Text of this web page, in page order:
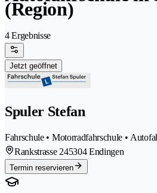
(Region)
4 Ergebnisse
Jetzt geöffnet
Spuler Stefan
Fahrschule • Motorradfahrschule •
Rankstrasse 245304 Endingen
Termin reservieren